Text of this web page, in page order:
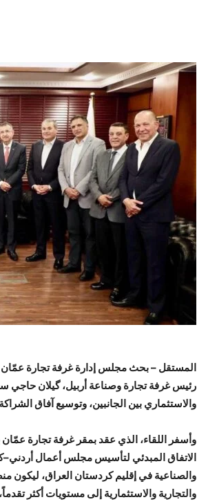
المستقل – بحث مجلس إدارة غرفة تجارة عمّان
رئيس غرفة تجارة وصناعة أربيل، گيلان حاجي
والاستثماري بين الجانبين، وتوسيع آفاق
وأسفر اللقاء، الذي عقد بمقر غرفة تجارة
الاتفاق المبدئي لتأسيس مجلس أعمال
والصناعية في إقليم كردستان العراق، ليكون
والتجارية والاستثمارية إلى مستويات أكثر